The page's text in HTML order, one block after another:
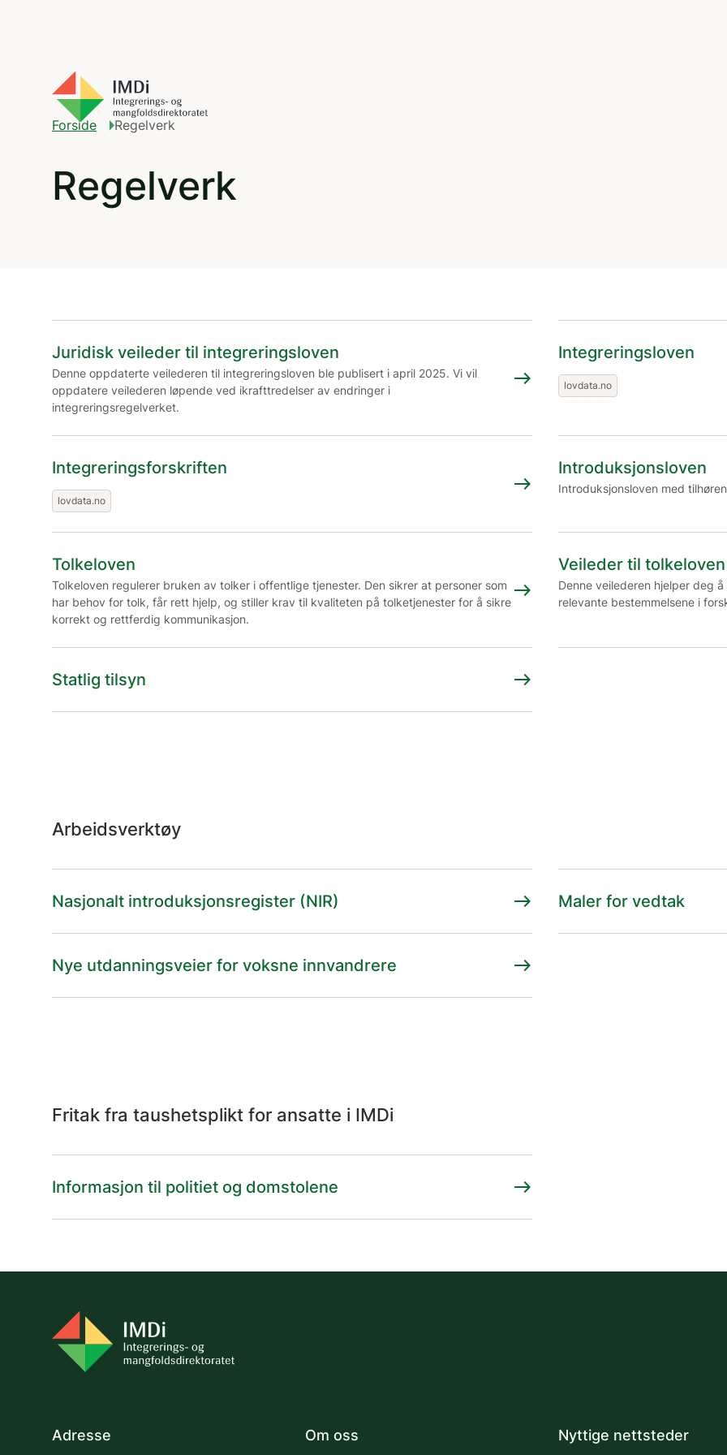
Forside Regelverk
Regelverk
Juridisk veileder til integreringsloven
Denne oppdaterte veilederen til integreringsloven ble publisert i april 2025. Vi vil
oppdatere veilederen løpende ved ikrafttredelser av endringer i
integreringsregelverket.
east
Integreringsloven
lovdata.no
Integreringsforskriften
lovdata.no
east
Introduksjonsloven
Introduksjonsloven med
Tolkeloven
Tolkeloven regulerer bruken av tolker i offentlige tjenester. Den sikrer at personer som
har behov for tolk, får rett hjelp, og stiller krav til kvaliteten på tolketjenester for å sikre
korrekt og rettferdig kommunikasjon.
east
Veileder til
Denne veilederen hjelper deg
relevante bestemmelsene i
Statlig tilsyn east
Arbeidsverktøy
Nasjonalt introduksjonsregister (NIR) east Maler for vedtak
Nye utdanningsveier for voksne innvandrere east
Fritak fra taushetsplikt for ansatte i IMDi
Informasjon til politiet og domstolene east
Adresse Om oss Nyttige nettsteder